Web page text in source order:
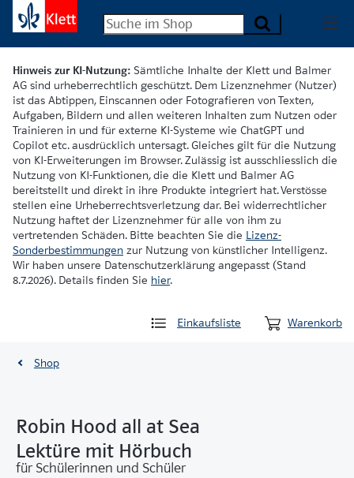
Hinweis zur KI-Nutzung: Sämtliche Inhalte der Klett und Balmer
AG sind urheberrechtlich geschützt. Dem Lizenznehmer (Nutzer)
ist das Abtippen, Einscannen oder Fotografieren von Texten,
Aufgaben, Bildern und allen weiteren Inhalten zum Nutzen oder
Trainieren in und für externe KI-Systeme wie ChatGPT und
Copilot etc. ausdrücklich untersagt. Gleiches gilt für die Nutzung
von KI-Erweiterungen im Browser. Zulässig ist ausschliesslich die
Nutzung von KI-Funktionen, die die Klett und Balmer AG
bereitstellt und direkt in ihre Produkte integriert hat. Verstösse
stellen eine Urheberrechtsverletzung dar. Bei widerrechtlicher
Nutzung haftet der Lizenznehmer für alle von ihm zu
vertretenden Schäden. Bitte beachten Sie die Lizenz-
Sonderbestimmungen zur Nutzung von künstlicher Intelligenz.
Wir haben unsere Datenschutzerklärung angepasst (Stand
8.7.2026). Details finden Sie hier.
Einkaufsliste Warenkorb
Shop
Robin Hood all at Sea
Lektüre mit Hörbuch
für Schülerinnen und Schüler